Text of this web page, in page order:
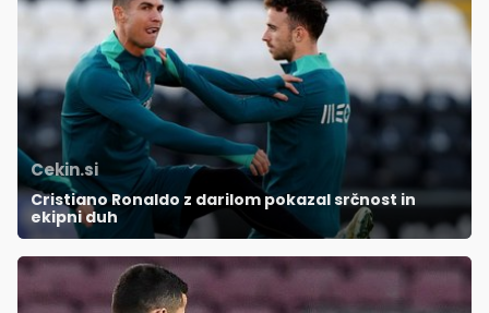
Cekin.si
Cristiano Ronaldo z darilom pokazal srčnost in
ekipni duh